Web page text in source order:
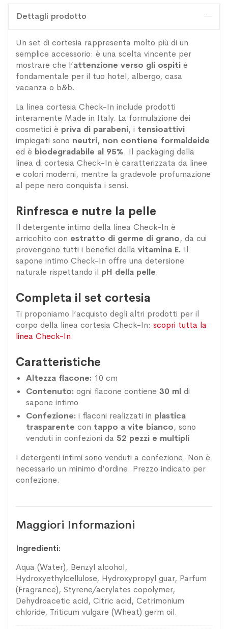
Dettagli prodotto
Un set di cortesia rappresenta molto più di un
semplice accessorio: è una scelta vincente per
mostrare che l’attenzione verso gli ospiti è
fondamentale per il tuo hotel, albergo, casa
vacanza o b&b.
La linea cortesia Check-In include prodotti
interamente Made in Italy. La formulazione dei
cosmetici è priva di parabeni, i tensioattivi
impiegati sono neutri, non contiene formaldeide
ed è biodegradabile al 95%. Il packaging della
linea di cortesia Check-In è caratterizzata da linee
e colori moderni, mentre la gradevole profumazione
al pepe nero conquista i sensi.
Rinfresca e nutre la pelle
Il detergente intimo della linea Check-In è
arricchito con estratto di germe di grano, da cui
provengono tutti i benefici della vitamina E. Il
sapone intimo Check-In offre una detersione
naturale rispettando il pH della pelle.
Completa il set cortesia
Ti proponiamo l’acquisto degli altri prodotti per il
corpo della linea cortesia Check-In: scopri tutta la
linea Check-In.
Caratteristiche
Altezza flacone: 10 cm
Contenuto: ogni flacone contiene 30 ml di
sapone intimo
Confezione: i flaconi realizzati in plastica
trasparente con tappo a vite bianco, sono
venduti in confezioni da 52 pezzi e multipli
I detergenti intimi sono venduti a confezione. Non è
necessario un minimo d’ordine. Prezzo indicato per
confezione.
Maggiori Informazioni
Informazioni
Ingredienti
Aqua (Water), Benzyl alcohol,
Hydroxyethylcellulose, Hydroxypropyl guar, Parfum
(Fragrance), Styrene/acrylates copolymer,
Dehydroacetic acid, Citric acid, Cetrimonium
chloride, Triticum vulgare (Wheat) germ oil.